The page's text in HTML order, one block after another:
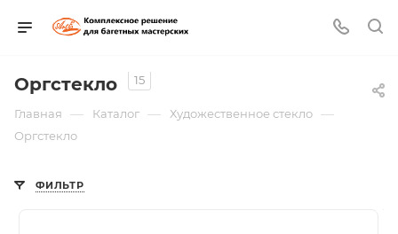
Оргстекло 15
Главная — Каталог — Художественное стекло —
Оргстекло
ФИЛЬТР